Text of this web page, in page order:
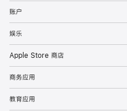
账户
娱乐
Apple Store 商店
商务应用
教育应用